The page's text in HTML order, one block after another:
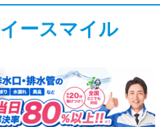
イースマイル